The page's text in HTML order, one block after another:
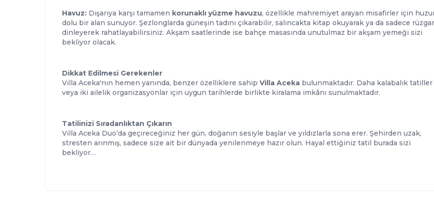
Havuz: Dışarıya karşı tamamen korunaklı yüzme havuzu, özellikle mahremiyet arayan misafirler için
dolu bir alan sunuyor. Şezlonglarda güneşin tadını çıkarabilir, salıncakta kitap okuyarak ya da sadece
dinleyerek rahatlayabilirsiniz. Akşam saatlerinde ise bahçe masasında unutulmaz bir akşam yemeği sizi
bekliyor olacak.
Dikkat Edilmesi Gerekenler
Villa Aceka'nın hemen yanında, benzer özelliklere sahip Villa Aceka bulunmaktadır. Daha kalabalık tatiller
veya iki ailelik organizasyonlar için uygun tarihlerde birlikte kiralama imkânı sunulmaktadır.
Tatilinizi Sıradanlıktan Çıkarın
Villa Aceka Duo’da geçireceğiniz her gün, doğanın sesiyle başlar ve yıldızlarla sona erer. Şehirden uzak,
stresten arınmış, sadece size ait bir dünyada yenilenmeye hazır olun. Hayal ettiğiniz tatil burada sizi
bekliyor…